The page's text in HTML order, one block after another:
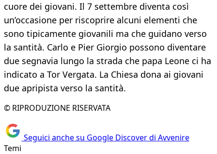
cuore dei giovani. Il 7 settembre diventa così
un’occasione per riscoprire alcuni elementi che
sono tipicamente giovanili ma che guidano verso
la santità. Carlo e Pier Giorgio possono diventare
due segnavia lungo la strada che papa Leone ci ha
indicato a Tor Vergata. La Chiesa dona ai giovani
due apripista verso la santità.
© RIPRODUZIONE RISERVATA
Seguici anche su Google Discover di Avvenire
Temi